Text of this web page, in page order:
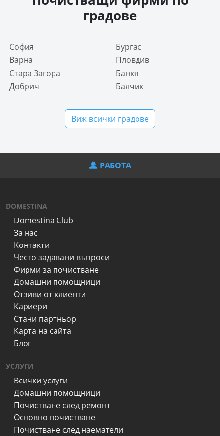
градове
София
Бургас
Варна
Пловдив
Стара Загора
Банкя
Добрич
Балчик
Виж всички градове
РАБОТА
DOMESTINA
Domestina Club
За нас
Контакти
Често задавани въпроси
Фирми за почистване
Домашни помощници
Отзиви от клиенти
Кариери
Стани партньор
Карта на сайта
Блог
УСЛУГИ
Всички услуги
Домашни помощници
Почистване след ремонт
Основно почистване
Почистване след наематели